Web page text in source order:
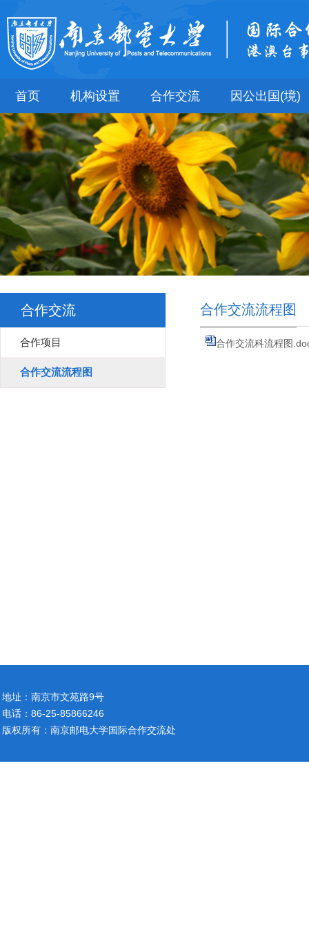
首页 机构设置 合作交流 因公出国(境)
合作交流
合作项目
合作交流流程图
合作交流流程图
合作交流科流程图
地址：南京市文苑路9号
电话：86-25-85866246
版权所有：南京邮电大学国际合作交流处